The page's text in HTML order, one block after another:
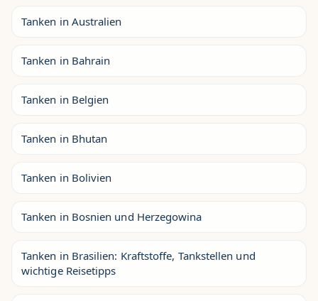
Tanken in Australien
Tanken in Bahrain
Tanken in Belgien
Tanken in Bhutan
Tanken in Bolivien
Tanken in Bosnien und Herzegowina
Tanken in Brasilien: Kraftstoffe, Tankstellen und
wichtige Reisetipps